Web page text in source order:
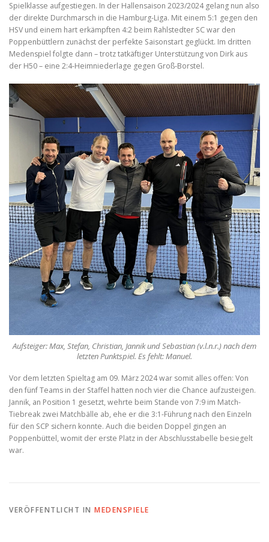
Spielklasse aufgestiegen. In der Hallensaison 2023/2024 gelang nun also
der direkte Durchmarsch in die Hamburg-Liga. Mit einem 5:1 gegen den
HSV und einem hart erkämpften 4:2 beim Rahlstedter SC war den
Poppenbüttlern zunächst der perfekte Saisonstart geglückt. Im dritten
Medenspiel folgte dann – trotz tatkäftiger Unterstützung von Dirk aus
der H50 – eine 2:4-Heimniederlage gegen Groß-Borstel.
Aufsteiger: Max, Stefan, Christian, Jannik und Sebastian (v.l.n.r.) nach dem
letzten Punktspiel. Es fehlt: Manuel.
Vor dem letzten Spieltag am 09. März 2024 war somit alles offen: Von
den fünf Teams in der Staffel hatten noch vier die Chance aufzusteigen.
Jannik, an Position 1 gesetzt, wehrte beim Stande von 7:9 im Match-
Tiebreak zwei Matchbälle ab, ehe er die 3:1-Führung nach den Einzeln
für den SCP sichern konnte. Auch die beiden Doppel gingen an
Poppenbüttel, womit der erste Platz in der Abschlusstabelle besiegelt
war.
VERÖFFENTLICHT IN MEDENSPIELE